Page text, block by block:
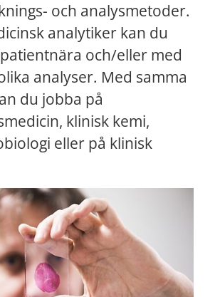
och analysmetoder.
analytiker kan du
och/eller med
analyser. Med samma
du jobba på
klinisk kemi,
eller på klinisk